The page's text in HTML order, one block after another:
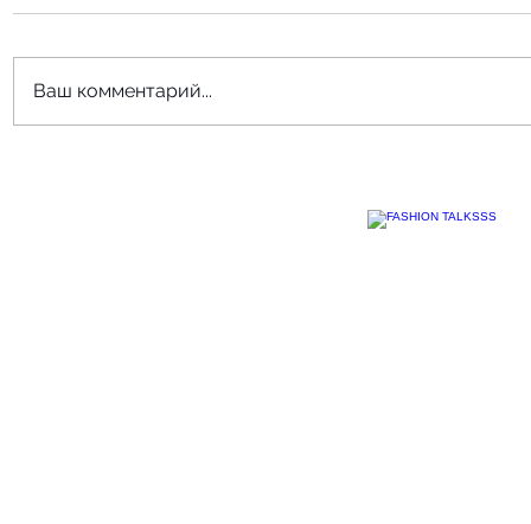
Ваш комментарий...